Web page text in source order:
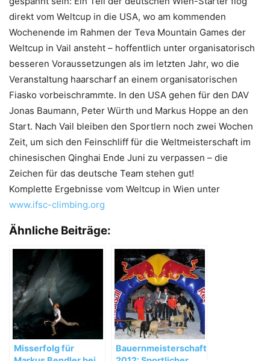
direkt vom Weltcup in die USA, wo am kommenden
Wochenende im Rahmen der Teva Mountain Games der
Weltcup in Vail ansteht – hoffentlich unter organisatorisch
besseren Voraussetzungen als im letzten Jahr, wo die
Veranstaltung haarscharf an einem organisatorischen
Fiasko vorbeischrammte. In den USA gehen für den DAV
Jonas Baumann, Peter Würth und Markus Hoppe an den
Start. Nach Vail bleiben den Sportlern noch zwei Wochen
Zeit, um sich den Feinschliff für die Weltmeisterschaft im
chinesischen Qinghai Ende Juni zu verpassen – die
Zeichen für das deutsche Team stehen gut!
Komplette Ergebnisse vom Weltcup in Wien unter
www.ifsc-climbing.org
Ähnliche Beiträge:
Misserfolg für
Bauernmeisterschaft